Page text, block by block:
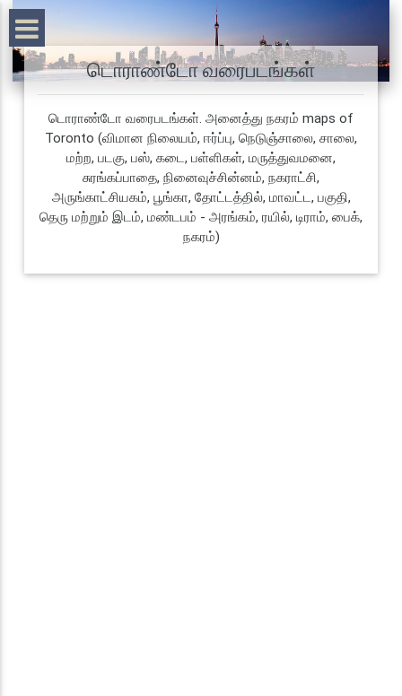
டொராண்டோ வரைபடங்கள்
டொராண்டோ வரைபடங்கள். அனைத்து நகரம் maps of
Toronto (விமான நிலையம், ஈர்ப்பு, நெடுஞ்சாலை, சாலை,
மற்ற, படகு, பஸ், கடை, பள்ளிகள், மருத்துவமனை,
சுரங்கப்பாதை, நினைவுச்சின்னம், நகராட்சி,
அருங்காட்சியகம், பூங்கா, தோட்டத்தில், மாவட்ட, பகுதி,
தெரு மற்றும் இடம், மண்டபம் - அரங்கம், ரயில், டிராம், பைக்,
நகரம்)